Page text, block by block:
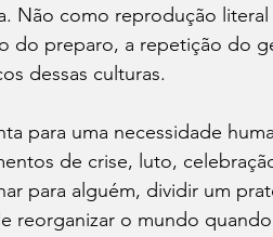
Não como reprodução
do preparo, a repetição do
dessas culturas.
para uma necessidade
de crise, luto,
para alguém, dividir um
reorganizar o mundo quando